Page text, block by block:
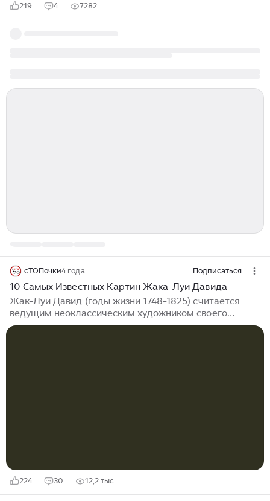
219 4 7282
сТОПочки4 года Подписаться
10 Самых Известных Картин Жака-Луи Давида
Жак-Луи Давид (годы жизни 1748-1825) считается
ведущим неоклассическим художником своего
времени. По мере приближения конца Старого
224 30 12,2 тыс